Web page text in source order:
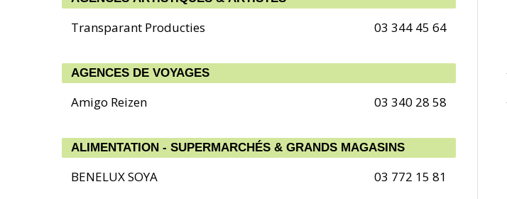
Transparant Producties 03 344 45 64
AGENCES DE VOYAGES
Amigo Reizen 03 340 28 58
ALIMENTATION - SUPERMARCHÉS & GRANDS MAGASINS
BENELUX SOYA
03 772 15 81